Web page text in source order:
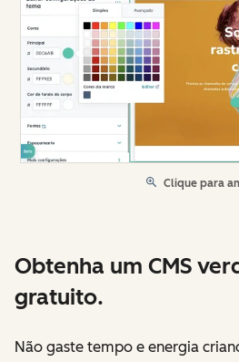
Clique para
Obtenha um CMS
gratuito.
Não gaste tempo e energia